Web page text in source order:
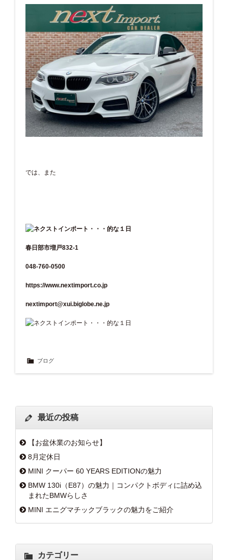
では、また
春日部市増戸832-1
048-760-0500
https://www.nextimport.co.jp
nextimport@xui.biglobe.ne.jp
ブログ
最近の投稿
【お盆休業のお知らせ】
8月定休日
MINI クーパー 60 YEARS EDITIONの魅力
BMW 130i（E87）の魅力｜コンパクトボディに詰め込
まれたBMWらしさ
MINI エニグマチックブラックの魅力をご紹介
カテゴリー